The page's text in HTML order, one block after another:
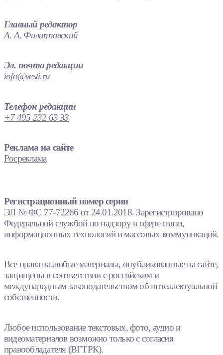
Главный редактор
А. А. Филипповский
Эл. почта редакции
info@vesti.ru
Телефон редакции
+7 495 232 63 33
Реклама на сайте
Росреклама
Регистрационный номер серии
ЭЛ № ФС 77-72266 от 24.01.2018. Зарегистрировано
Федеральной службой по надзору в сфере связи,
информационных технологий и массовых коммуникаций.
Все права на любые материалы, опубликованные на сайте,
защищены в соответствии с российским и
международным законодательством об интеллектуальной
собственности.
Любое использование текстовых, фото, аудио и
видеоматериалов возможно только с согласия
правообладателя (ВГТРК).